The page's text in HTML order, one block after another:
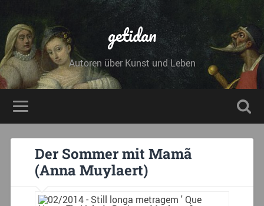
getidan
Autoren über Kunst und Leben
Der Sommer mit Mamã
(Anna Muylaert)